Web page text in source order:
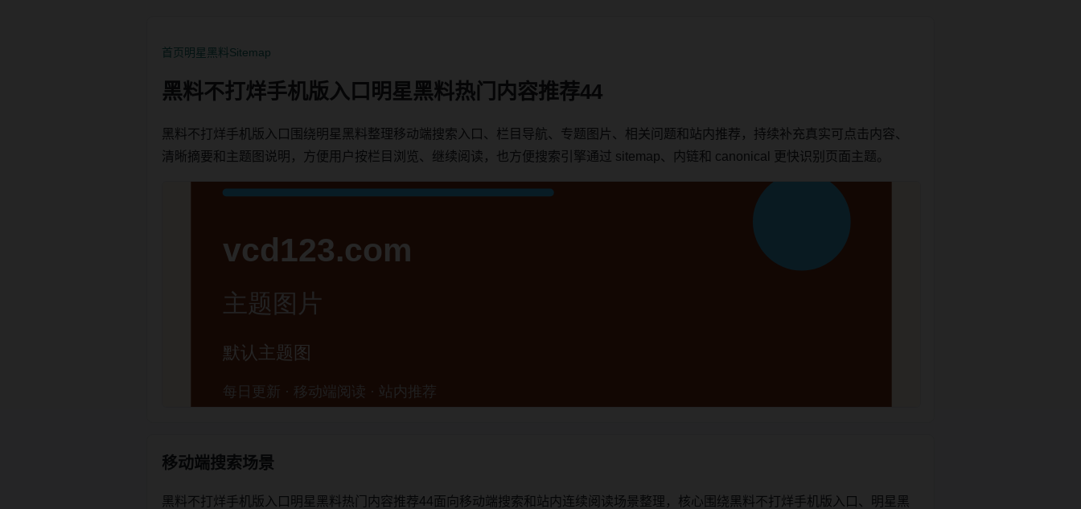
首页明星黑料Sitemap
黑料不打烊手机版入口明星黑料热门内容推荐44
黑料不打烊手机版入口围绕明星黑料整理移动端搜索入口、栏目导航、专题图片、相关问题和站内推荐，持续补充真实可点击内容、
清晰摘要和主题图说明，方便用户按栏目浏览、继续阅读，也方便搜索引擎通过 sitemap、内链和 canonical 更快识别页面主题。
移动端搜索场景
黑料不打烊手机版入口明星黑料热门内容推荐44面向移动端搜索和站内连续阅读场景整理，核心围绕黑料不打烊手机版入口、明星黑